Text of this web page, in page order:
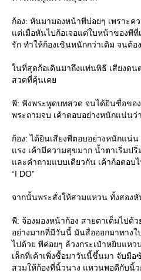
ก้อง: หันมามองหน้าพีบ่อยๆ เพราะค
ต่เมื่อหันไปก้อเจอแต่ใบหน้าของพี
รัก ทำให้ก้องเขินหนักกว่าเดิม จนต้อ
นที่สุดก้อเดินมาถึงแท่นพิธี เสียงดน
สวดที่คุ้นเค
พี: ฟังพระพูดบทสวด จนได้ยินชื่อของ
พระถามจบ เค้าตอบอย่างหนักแน่นว่า
ก้อง: ได้ยินเสียงพีตอบอย่างหนักแน่
รง เค้ามีความสุขมาก น้ำตาเริ่มปริ่
ละคำถามแบบเดียวกัน เค้าก้อตอบ
“I DO”
จากนั้นพระสั่งให้สวมแหวน ทั้งสอง
พี: จ้องมองหน้าก้อง สายตาเต็มไปด้
อย่างมากที่มีวันนี้ มันสื่อออกมาทาง
ไปด้วย พีค่อยๆ ล้วงกระเป๋าหยิบแห
เล็กที่เค้าเพิ่งซื้อมาวันนี้ขึ้นมา จับมือ
สวมให้ก้องที่นิ้วนาง แหวนพอดีกับนิ้ว